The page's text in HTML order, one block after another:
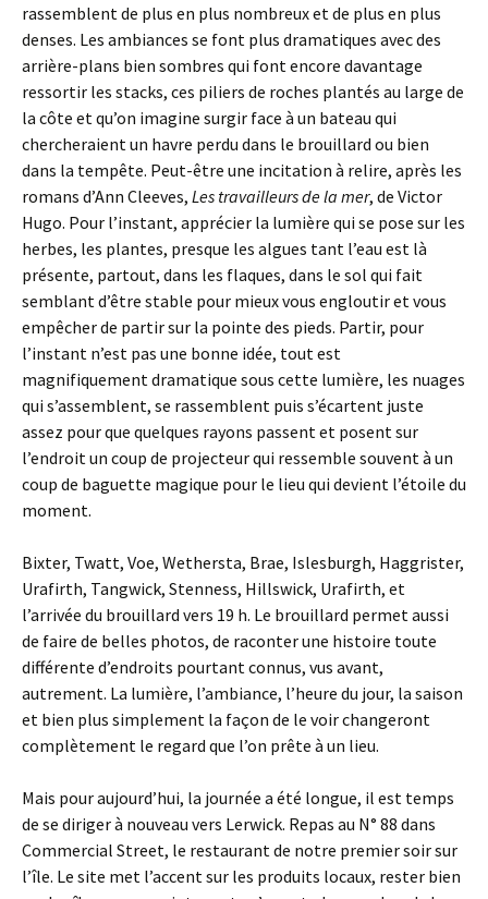
rassemblent de plus en plus nombreux et de plus en plus
denses. Les ambiances se font plus dramatiques avec des
arrière-plans bien sombres qui font encore davantage
ressortir les stacks, ces piliers de roches plantés au large de
la côte et qu’on imagine surgir face à un bateau qui
chercheraient un havre perdu dans le brouillard ou bien
dans la tempête. Peut-être une incitation à relire, après les
romans d’Ann Cleeves, Les travailleurs de la mer, de Victor
Hugo. Pour l’instant, apprécier la lumière qui se pose sur les
herbes, les plantes, presque les algues tant l’eau est là
présente, partout, dans les flaques, dans le sol qui fait
semblant d’être stable pour mieux vous engloutir et vous
empêcher de partir sur la pointe des pieds. Partir, pour
l’instant n’est pas une bonne idée, tout est
magnifiquement dramatique sous cette lumière, les nuages
qui s’assemblent, se rassemblent puis s’écartent juste
assez pour que quelques rayons passent et posent sur
l’endroit un coup de projecteur qui ressemble souvent à un
coup de baguette magique pour le lieu qui devient l’étoile du
moment.
Bixter, Twatt, Voe, Wethersta, Brae, Islesburgh, Haggrister,
Urafirth, Tangwick, Stenness, Hillswick, Urafirth, et
l’arrivée du brouillard vers 19 h. Le brouillard permet aussi
de faire de belles photos, de raconter une histoire toute
différente d’endroits pourtant connus, vus avant,
autrement. La lumière, l’ambiance, l’heure du jour, la saison
et bien plus simplement la façon de le voir changeront
complètement le regard que l’on prête à un lieu.
Mais pour aujourd’hui, la journée a été longue, il est temps
de se diriger à nouveau vers Lerwick. Repas au N° 88 dans
Commercial Street, le restaurant de notre premier soir sur
l’île. Le site met l’accent sur les produits locaux, rester bien